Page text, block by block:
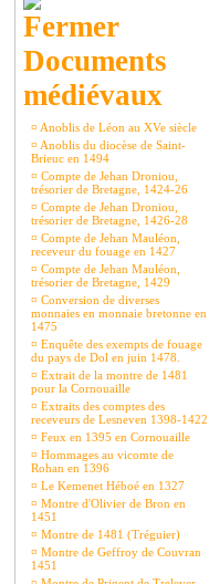
Documents
médiévaux
¤ Anoblis de Léon au XVe siècle
¤ Anoblis du diocèse de Saint-
Brieuc en 1494
¤ Compte de Jehan Droniou,
trésorier de Bretagne, 1424-26
¤ Compte de Jehan Droniou,
trésorier de Bretagne, 1426-28
¤ Compte de Jehan Mauléon,
receveur du fouage en 1427
¤ Compte de Jehan Mauléon,
trésorier de Bretagne, 1429
¤ Conversion de diverses
monnaies en monnaie bretonne en
1475
¤ Enquête des exempts de fouage
du pays de Dol en juin 1478.
¤ Extrait de la montre de 1481
pour la Cornouaille
¤ Extraits des comptes des
receveurs de Lesneven 1398-1422
¤ Feux en 1395 en Cornouaille
¤ Hommages au vicomte de
Rohan en 1396
¤ Le Kemenet Héboé en 1327
¤ Montre d'Olivier de Bron en
1451
¤ Montre de 1481 (Tréguier)
¤ Montre de Geffroy de Couvran
1451